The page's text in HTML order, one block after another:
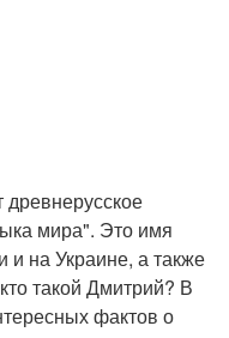
мира". Это имя
на Украине, а также
такой Дмитрий? В
фактов о